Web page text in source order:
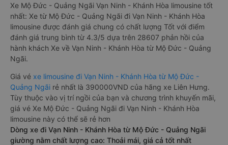
Xe Mộ Đức - Quảng Ngãi Vạn Ninh - Khánh Hòa limousine tốt
nhất: Xe từ Mộ Đức - Quảng Ngãi đi Vạn Ninh - Khánh Hòa
limousine được đánh giá chung có chất lượng Tốt với điểm
đánh giá trung bình từ 4.3/5 dựa trên 28607 phản hồi của
hành khách Xe về Vạn Ninh - Khánh Hòa từ Mộ Đức - Quảng
Ngãi.
Giá vé xe limousine đi Vạn Ninh - Khánh Hòa từ Mộ Đức -
Quảng Ngãi rẻ nhất là 390000VND của hãng xe Liên Hưng.
Tùy thuộc vào vị trí ngồi của bạn và chương trình khuyến mãi,
giá vé Xe Mộ Đức - Quảng Ngãi đi Vạn Ninh - Khánh Hòa
limousine này có thể sẽ rẻ hơn
Dòng xe đi Vạn Ninh - Khánh Hòa từ Mộ Đức - Quảng Ngãi
giường nằm chất lượng cao: Thoải mái, giá cả tốt nhất